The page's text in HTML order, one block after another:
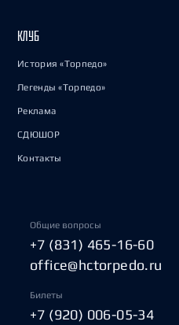
КЛУБ
История «Торпедо»
Легенды «Торпедо»
Реклама
СДЮШОР
Контакты
Общие вопросы
+7 (831) 465-16-60
office@hctorpedo.ru
Билеты
+7 (920) 006-05-34